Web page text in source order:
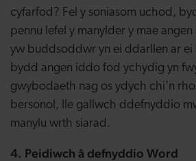
cyfarfod? Fel y soniasom uchod,
pennu lefel y manylder y mae
yw buddsoddwr yn ei ddarllen ar ei
bydd angen iddo fod ychydig yn
gwybodaeth nag os ydych chi'n
bersonol, lle gallwch ddefnyddio
manylu wrth siarad.
4. Peidiwch â defnyddio Word